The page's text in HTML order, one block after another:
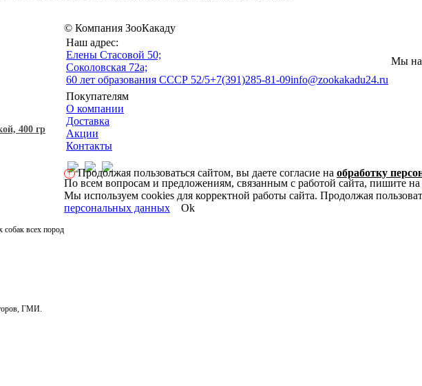
400 гр
всех пород
ГМИ.
© Компания ЗооКакаду
Наш адрес:
Eлены Стасовой 50;
Соколовская 72а;
60 лет образования СССР 52/5+7(391)285-81-09info@zookakadu24.ru
Мы на
Покупателям
О компании
Доставка
Акции
Контакты
! Продолжая пользоваться сайтом, вы даете согласие на обработку
По всем вопросам и предложениям, связанным с работой сайта, пишите на
Мы используем cookies для корректной работы сайта. Продолжая
персональных данных
Ok